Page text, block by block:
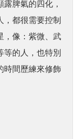
脾氣的四化，
，都很需要控制
，像：紫微、武
等的人，也特別
時間歷練來修飾